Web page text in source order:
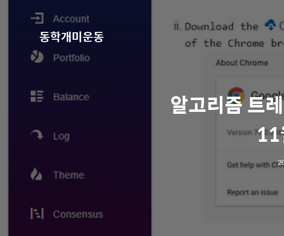
동학개미운동
알고리즘 트
11